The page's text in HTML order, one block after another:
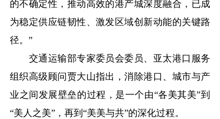
的不确定性，推动高效的港产城深度融合，已成
为稳定供应链韧性、激发区域创新动能的关键路
径。”
交通运输部专家委员会委员、亚太港口服务
组织高级顾问贾大山指出，消除港口、城市与产
业之间发展壁垒的过程，是一个由“各美其美”到
“美人之美”，再到“美美与共”的深化过程。